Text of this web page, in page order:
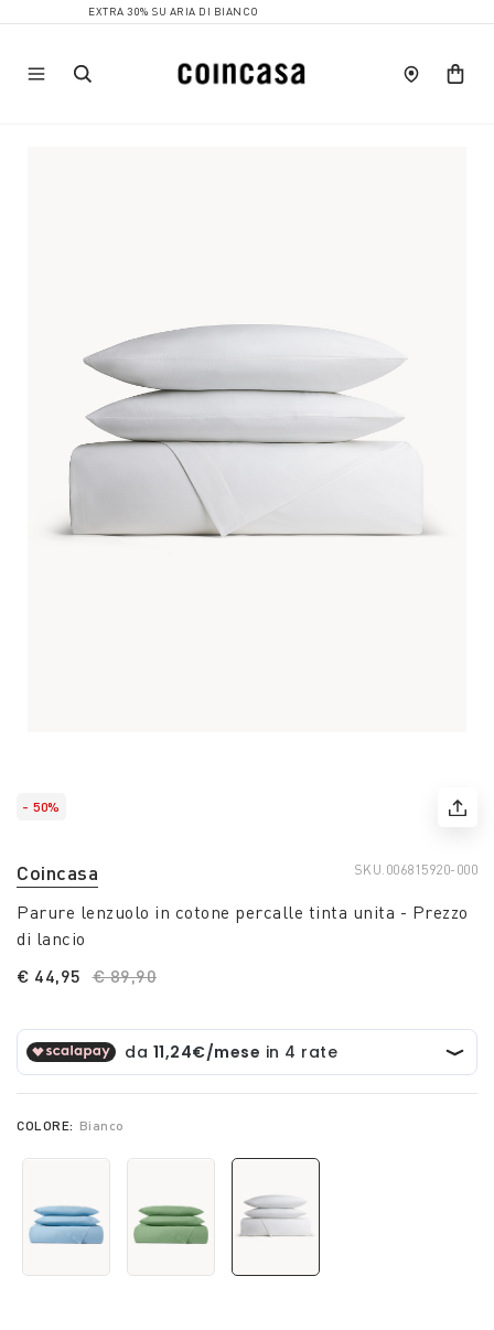
EXTRA 30% SU ARIA DI BIANCO
- 50%
Coincasa SKU. 006815920-000
Parure lenzuolo in cotone percalle tinta unita - Prezzo
di lancio
Price reduced from
€ 89,90
€ 44,95
COLORE: Bianco